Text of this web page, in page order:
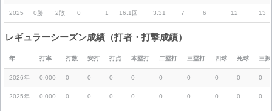
2025 0勝 2敗 0 1 16.1回 3.31 7 6 12 13
レギュラーシーズン成績（打者・打撃成績）
年 打率 打数 安打 打点 本塁打 二塁打 三塁打 四球 死球 三振
2026年 0.000 0 0 0 0 0 0 0 0 0
2025年 0.000 0 0 0 0 0 0 0 0 0